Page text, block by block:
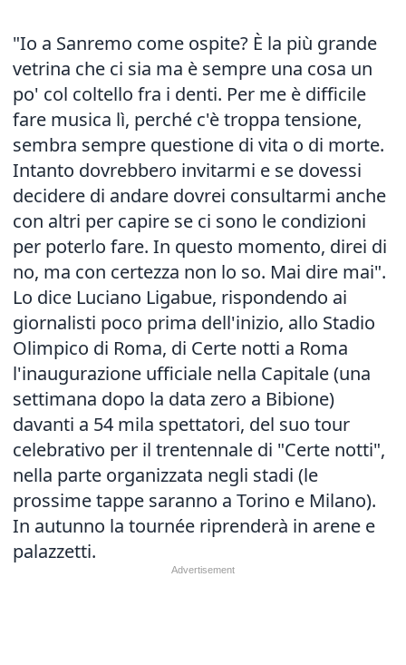
"Io a Sanremo come ospite? È la più grande
vetrina che ci sia ma è sempre una cosa un
po' col coltello fra i denti. Per me è difficile
fare musica lì, perché c'è troppa tensione,
sembra sempre questione di vita o di morte.
Intanto dovrebbero invitarmi e se dovessi
decidere di andare dovrei consultarmi anche
con altri per capire se ci sono le condizioni
per poterlo fare. In questo momento, direi di
no, ma con certezza non lo so. Mai dire mai".
Lo dice Luciano Ligabue, rispondendo ai
giornalisti poco prima dell'inizio, allo Stadio
Olimpico di Roma, di Certe notti a Roma
l'inaugurazione ufficiale nella Capitale (una
settimana dopo la data zero a Bibione)
davanti a 54 mila spettatori, del suo tour
celebrativo per il trentennale di "Certe notti",
nella parte organizzata negli stadi (le
prossime tappe saranno a Torino e Milano).
In autunno la tournée riprenderà in arene e
palazzetti.